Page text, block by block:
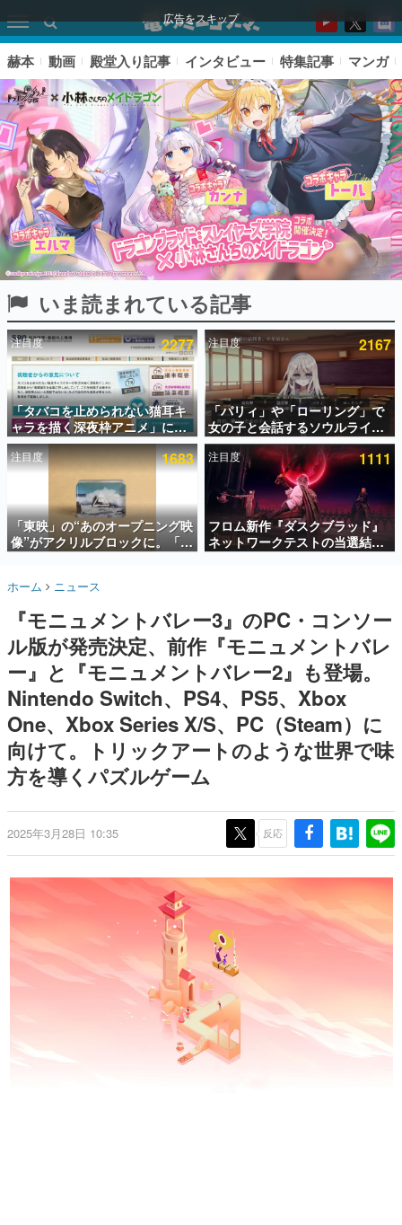
広告をスキップ
ピックアップ
電ファミのいま読まれている記事ランキング
アプリセール情報
インタビュー
連載・特集一覧
殿堂入り記事
SNS拡散数が数千以上！ ページビュー数万以上！ などな
ど。多くの人々に読まれた、電ファミ渾身の“殿堂入り”記
事をまとめました。
名作ゲームクリエイターの方々に製作時のエピソードをお
きます。
赫本
この物語を解いてはいけない。『赫本』は、〈試験問題〉
の形をした短編ホラー小説集です。
新世代に訊く
これからのデジタルゲーム市場を担う若きクリエイター達
の姿を追い、彼らのルーツと情熱を探っていきます。
ゲーム世代の作家たち
日本のコンテンツ産業やカルチャーに与えた影響を探る企
画です。
日本のモバイルゲーム史における主要なトピック・タイト
ルを網羅するほか、開発者へのインタビューや識者による
解説を掲載。約20年の歴史が一望できる決定版！
若ゲのいたり〜ゲームクリエイターの青春〜
『うつヌケ』『ペンと箸』等で知られるマンガ家・田中圭
一先生によるゲーム業界レポートマンガです。
なんでゲームは面白い？
ゲーム開発者・hamatsu氏がゲームの魅力を画面や操作の
具体的な形から解き明かしていく、硬派で骨太な評論連載
赫本 動画 殿堂入り記事 インタビュー 特集記事 マンガ
いま読まれている記事
注目度 2277
「タバコを止められない猫耳キ
ャラを描く深夜枠アニメ」に視
聴者の一部から批判意見。違法
薬物の使用と思しき描写も含め
て、BPOが議論を交わす
注目度 2167
「パリィ」や「ローリング」で
女の子と会話するソウルライク
恋愛ゲーム『小早川さんはソウ
ルライク』無料公開。返事に失
敗すると「YOU DIED」
注目度 1683
「東映」の“あのオープニング映
像”がアクリルブロックに。「東
映ヒストリカル グッズコレクシ
注目度 1111
フロム新作『ダスクブラッド』
ネットワークテストの当選結果
が8月7日22時に発表。応募サイ
ホーム ニュース
『モニュメントバレー3』のPC・コンソー
ル版が発売決定、前作『モニュメントバレ
ー』と『モニュメントバレー2』も登場。
Nintendo Switch、PS4、PS5、Xbox
One、Xbox Series X/S、PC（Steam）に
向けて。トリックアートのような世界で味
方を導くパズルゲーム
2025年3月28日 10:35 反応